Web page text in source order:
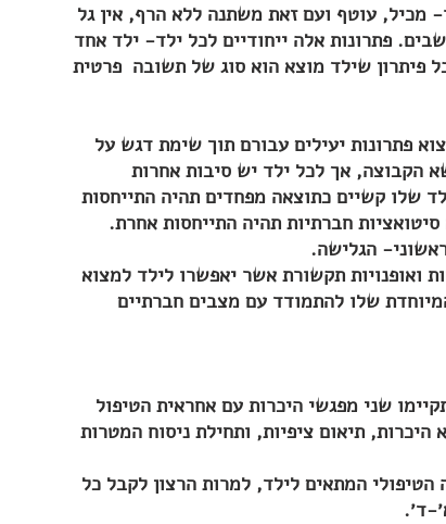
מכיל, עוטף ועם זאת משתנה ללא הרף, אין גל
פתרונות אלה ייחודיים לכל ילד- ילד אחד
פיתרון שילד מוצא הוא סוג של תשובה פרטית
פתרונות יעילים עבורם תוך שימת דגש על
הקבוצה, אך לכל ילד יש סיבות אחרות
שלו קשיים כתוצאה מפחדים תהיה התייחסות
חברתיות תהיה התייחסות אחרת.
הגלישה.
ואופנויות תקשורת אשר יאפשרו לילד למצוא
שלו להתמודד עם מצבים חברתיים
שני מפגשי היכרות עם אחראית הטיפול
תיאום ציפיות, ותחילת ניסוח המטרות
המתאים לילד, למרות הרצון לקבל כל
ד׳.